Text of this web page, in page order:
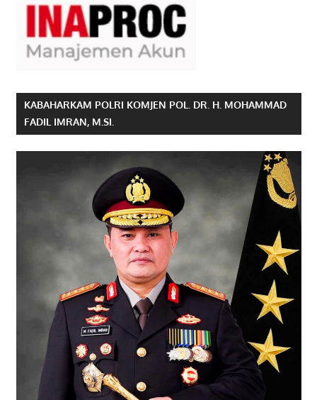
KABAHARKAM POLRI KOMJEN POL. DR. H. MOHAMMAD
FADIL IMRAN, M.SI.